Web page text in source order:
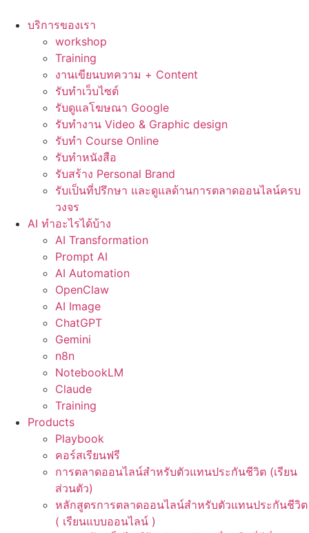
บริการของเรา
workshop
Training
งานเขียนบทความ + Content
รับทำเว็บไซต์
รับดูแลโฆษณา Google
รับทำงาน Video & Graphic design
รับทำ Course Online
รับทำหนังสือ
รับสร้าง Personal Brand
รับเป็นที่ปรึกษา และดูแลด้านการตลาดออนไลน์ครบ
วงจร
AI ทำอะไรได้บ้าง
AI Transformation
Prompt AI
AI Automation
OpenClaw
AI Image
ChatGPT
Gemini
n8n
NotebookLM
Claude
Training
Products
Playbook
คอร์สเรียนฟรี
การตลาดออนไลน์สำหรับตัวแทนประกันชีวิต (เรียน
ส่วนตัว)
หลักสูตรการตลาดออนไลน์สำหรับตัวแทนประกันชีวิต
( เรียนแบบออนไลน์ )